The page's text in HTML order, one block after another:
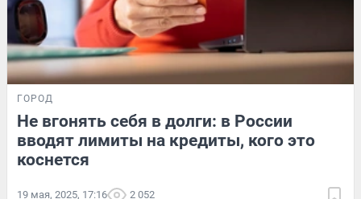
ГОРОД
Не вгонять себя в долги: в России
вводят лимиты на кредиты, кого это
коснется
19 мая, 2025, 17:16 2 052